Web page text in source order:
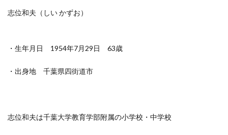
志位和夫（しい かずお）
・生年月日 1954年7月29日 63歳
・出身地 千葉県四街道市
志位和夫は千葉大学教育学部附属の小学校・中学校